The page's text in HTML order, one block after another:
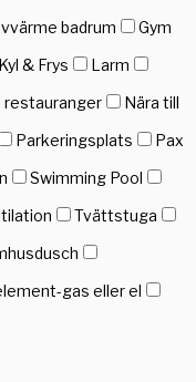
badrum
Gym
Kyl & Frys
Larm
restauranger
Nära till
Parkeringsplats
Pax
Swimming Pool
Tvättstuga
gas eller el